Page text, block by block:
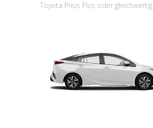
Toyota Prius Plus oder gleichwertig